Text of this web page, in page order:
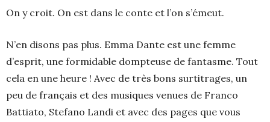
On y croit. On est dans le conte et l’on s’émeut.
N’en disons pas plus. Emma Dante est une femme
d’esprit, une formidable dompteuse de fantasme. Tout
cela en une heure ! Avec de très bons surtitrages, un
peu de français et des musiques venues de Franco
Battiato, Stefano Landi et avec des pages que vous